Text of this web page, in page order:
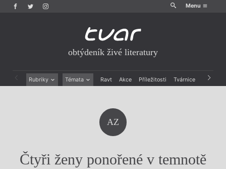
Menu
obtýdeník živé literatury
Rubriky Témata Ravt Akce Příležitosti Tvárnice Archiv
Výroční ceny
AZ
Čtyři ženy ponořené v temnotě